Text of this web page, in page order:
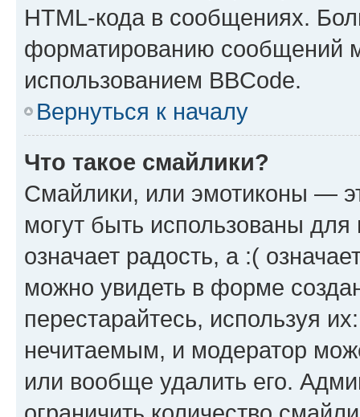
HTML-кода в сообщениях.
форматированию сообщений
использованием BBCode.
Вернуться к началу
Что такое смайлики?
Смайлики, или эмотиконы —
могут быть использованы
означает радость, а :(
можно увидеть в форме
перестарайтесь, используя
нечитаемым, и модератор
или вообще удалить его.